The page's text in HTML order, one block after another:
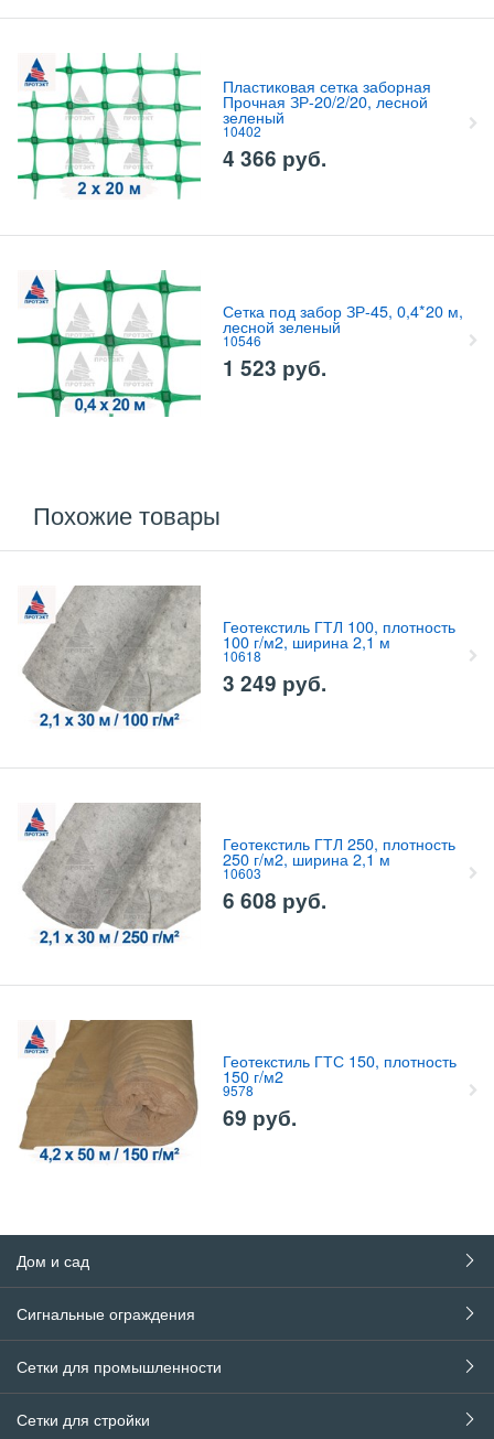
Пластиковая сетка заборная
Прочная ЗР-20/2/20, лесной
зеленый
10402
4 366 руб.
Сетка под забор ЗР-45, 0,4*20 м,
лесной зеленый
10546
1 523 руб.
Похожие товары
Геотекстиль ГТЛ 100, плотность
100 г/м2, ширина 2,1 м
10618
3 249 руб.
Геотекстиль ГТЛ 250, плотность
250 г/м2, ширина 2,1 м
10603
6 608 руб.
Геотекстиль ГТС 150, плотность
150 г/м2
9578
69 руб.
Дом и сад
Сигнальные ограждения
Сетки для промышленности
Сетки для стройки